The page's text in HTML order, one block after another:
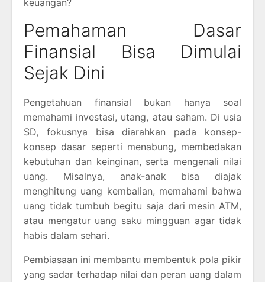
Pemahaman Dasar
Finansial Bisa Dimulai
Sejak Dini
Pengetahuan finansial bukan hanya soal
memahami investasi, utang, atau saham. Di usia
SD, fokusnya bisa diarahkan pada konsep-
konsep dasar seperti menabung, membedakan
kebutuhan dan keinginan, serta mengenali nilai
uang. Misalnya, anak-anak bisa diajak
menghitung uang kembalian, memahami bahwa
uang tidak tumbuh begitu saja dari mesin ATM,
atau mengatur uang saku mingguan agar tidak
habis dalam sehari.
Pembiasaan ini membantu membentuk pola pikir
yang sadar terhadap nilai dan peran uang dalam